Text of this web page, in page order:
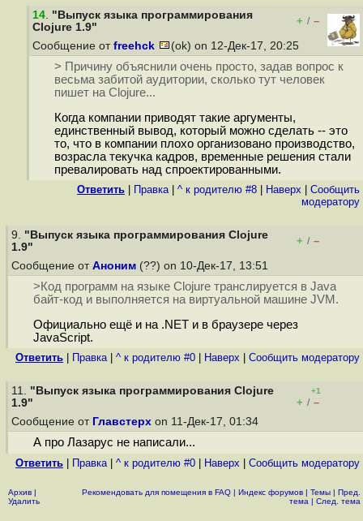
14. "Выпуск языка программирования
Clojure 1.9"
+ / –
Сообщение от freehck (ok) on 12-Дек-17, 20:25
> Причину объяснили очень просто, задав вопрос к
весьма забитой аудитории, сколько тут человек
пишет на Clojure...
Когда компании приводят такие аргументы,
единственный вывод, который можно сделать -- это
то, что в компании плохо организовано производство,
возрасла текучка кадров, временные решения стали
превалировать над спроектированными.
Ответить Правка| ^ к родителю #8 Наверх
Cообщить
модератору
9. "Выпуск языка программирования Clojure
1.9"
+ / –
Сообщение от Аноним (??) on 10-Дек-17, 13:51
>Код программ на языке Clojure транслируется в Java
байт-код и выполняется на виртуальной машине JVM.
Официально ещё и на .NET и в браузере через
JavaScript.
Ответить Правка| ^ к родителю #0 Наверх Cообщить модератору
11. "Выпуск языка программирования Clojure
1.9"
+1
+ / –
Сообщение от Главстерх on 11-Дек-17, 01:34
А про Лазарус не написали...
Ответить Правка| ^ к родителю #0 Наверх Cообщить модератору
Архив |
Удалить
Рекомендовать для помещения в FAQ | Индекс форумов | Темы | Пред.
тема | След. тема